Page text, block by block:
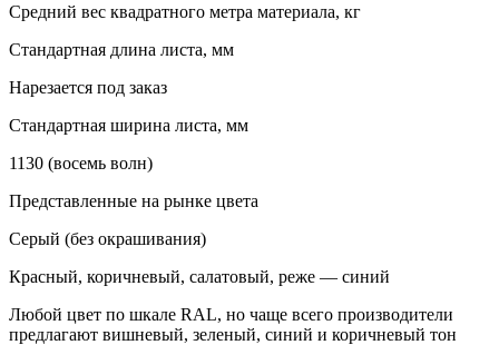
Средний вес квадратного метра материала, кг
Стандартная длина листа, мм
Нарезается под заказ
Стандартная ширина листа, мм
1130 (восемь волн)
Представленные на рынке цвета
Серый (без окрашивания)
Красный, коричневый, салатовый, реже — синий
Любой цвет по шкале RAL, но чаще всего производители
предлагают вишневый, зеленый, синий и коричневый тон